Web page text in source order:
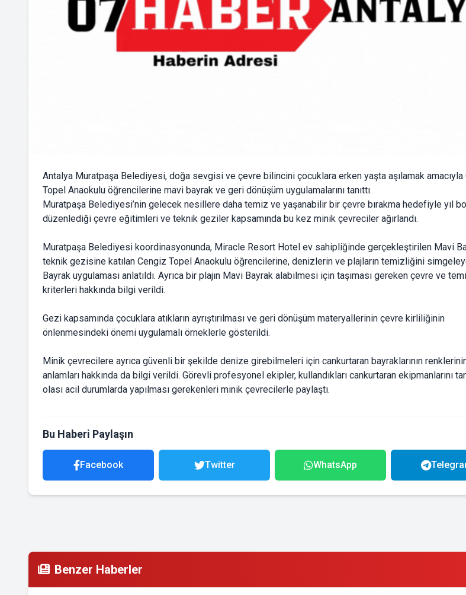
Antalya Muratpaşa Belediyesi, doğa sevgisi ve çevre bilincini çocuklara erken yaşta aşılamak amacıyla
Topel Anaokulu öğrencilerine mavi bayrak ve geri dönüşüm uygulamalarını tanıttı.
Muratpaşa Belediyesi’nin gelecek nesillere daha temiz ve yaşanabilir bir çevre bırakma hedefiyle yıl
düzenlediği çevre eğitimleri ve teknik geziler kapsamında bu kez minik çevreciler ağırlandı.
Muratpaşa Belediyesi koordinasyonunda, Miracle Resort Hotel ev sahipliğinde gerçekleştirilen Mavi
teknik gezisine katılan Cengiz Topel Anaokulu öğrencilerine, denizlerin ve plajların temizliğini
Bayrak uygulaması anlatıldı. Ayrıca bir plajın Mavi Bayrak alabilmesi için taşıması gereken çevre ve
kriterleri hakkında bilgi verildi.
Gezi kapsamında çocuklara atıkların ayrıştırılması ve geri dönüşüm materyallerinin çevre kirliliğinin
önlenmesindeki önemi uygulamalı örneklerle gösterildi.
Minik çevrecilere ayrıca güvenli bir şekilde denize girebilmeleri için cankurtaran bayraklarının
anlamları hakkında da bilgi verildi. Görevli profesyonel ekipler, kullandıkları cankurtaran ekipmanlarını
olası acil durumlarda yapılması gerekenleri minik çevrecilerle paylaştı.
Bu Haberi Paylaşın
Facebook Twitter WhatsApp
Benzer Haberler